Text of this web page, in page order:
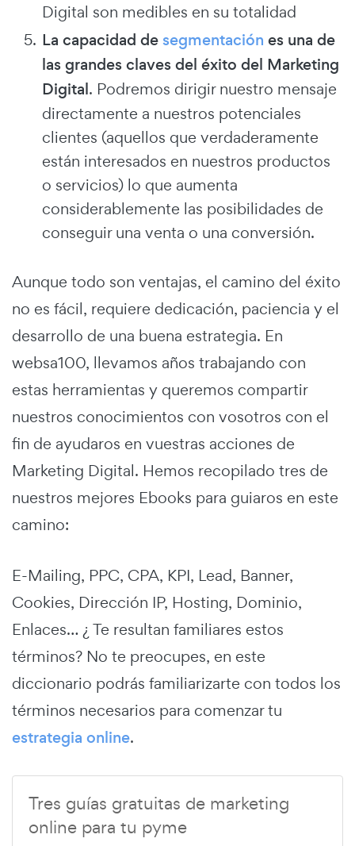
Digital son medibles en su totalidad
La capacidad desegmentación es una de
las grandes claves del éxito del Marketing
Digital. Podremos dirigir nuestro mensaje
directamente a nuestros potenciales
clientes (aquellos que verdaderamente
están interesados en nuestros productos
o servicios) lo que aumenta
considerablemente las posibilidades de
conseguir una venta o una conversión.
Aunque todo son ventajas, el camino del éxito
no es fácil, requiere dedicación, paciencia y el
desarrollo de una buena estrategia. En
websa100, llevamos años trabajando con
estas herramientas y queremos compartir
nuestros conocimientos con vosotros con el
fin de ayudaros en vuestras acciones de
Marketing Digital. Hemos recopilado tres de
nuestros mejores Ebooks para guiaros en este
camino:
E-Mailing, PPC, CPA, KPI, Lead, Banner,
Cookies, Dirección IP, Hosting, Dominio,
Enlaces… ¿ Te resultan familiares estos
términos? No te preocupes, en este
diccionario podrás familiarizarte con todos los
términos necesarios para comenzar tu
estrategia online.
Tres guías gratuitas de marketing
online para tu pyme